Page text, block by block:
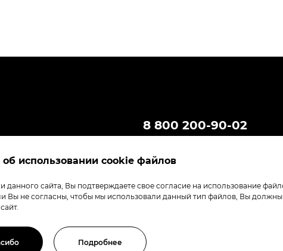
8 800 200-90-02
группы компаний Политика обработки персональных
использовании cookie файлов
данного сайта, Вы подтверждаете свое согласие на использование
Вы не согласны, чтобы мы использовали данный тип файлов, Вы
Подробнее